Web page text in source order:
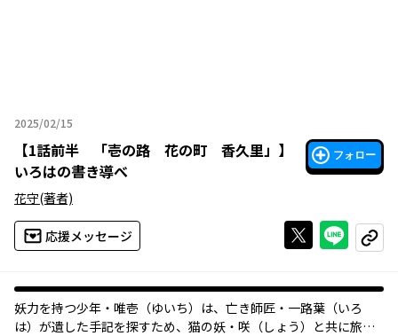
2025/02/15
2025年02月15日
【1話前半 「壱の路 花の町 香久里」 】
いろはの書き導べ
フォロー
花守(著者)
応援メッセージ Xで投稿する
ライン
コピー
妖力を持つ少年・唯壱（ゆいち）は、亡き師匠・一路葉（いろ
は）が遺した手記を探すため、猫の妖・咲（しょう）と共に旅に